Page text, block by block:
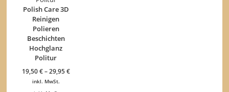
Polish Care 3D
Reinigen
Polieren
Beschichten
Hochglanz
Politur
19,50€–29,95€
inkl. MwSt.